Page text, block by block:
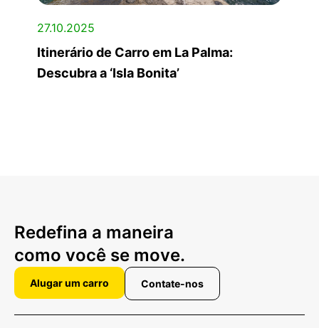
27.10.2025
Itinerário de Carro em La Palma:
Descubra a ‘Isla Bonita’
Redefina a maneira
como você se move.
Alugar um carro Contate-nos